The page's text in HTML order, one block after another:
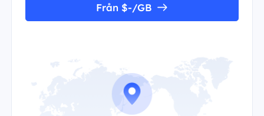
Från $-/GB